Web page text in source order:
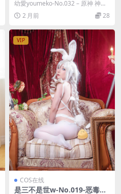
神 神里绫华 [47P]
幼愛youmeko-No.032 – 原神 神里
绫华 [47P]，幼愛youme...
2 月前 28
VIP
COS在线
是三不是世w-No.019-恶毒白